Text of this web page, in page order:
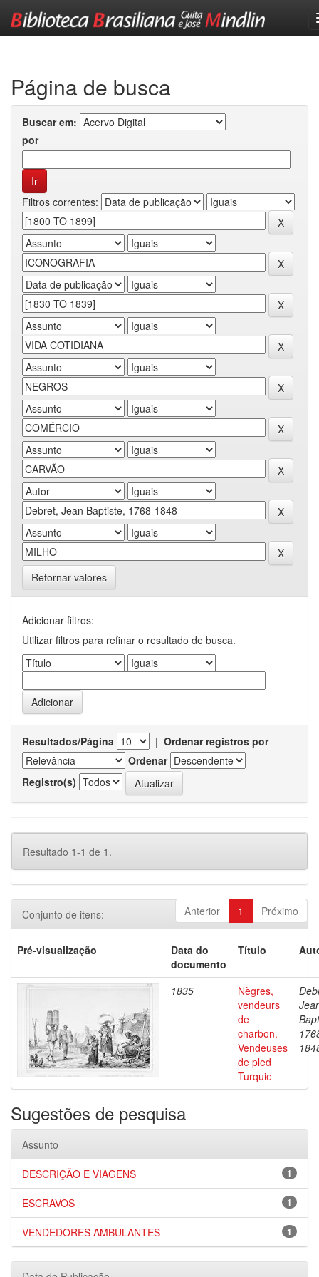
Página de busca
Buscar em:
por
Filtros correntes:
Retornar valores
Adicionar filtros:
Utilizar filtros para refinar o resultado de busca.
Resultados/Página | Ordenar registros por
Ordenar
Registro(s)
Resultado 1-1 de 1.
Anterior 1 Próximo
Conjunto de itens:
Pré-visualização
Data do
documento
Título
1835
Nègres,
vendeurs
de
charbon.
Vendeuses
de pled
Turquie
Sugestões de pesquisa
Assunto
1
DESCRIÇÃO E VIAGENS
1
ESCRAVOS
1
VENDEDORES AMBULANTES